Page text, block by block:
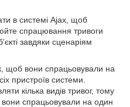
в системі Ajax, щоб
спрацювання тривоги
завдяки сценаріям
щоб вони спрацьовували на
пристроїв системи.
кілька видів тривог, тому
спрацьовували на один